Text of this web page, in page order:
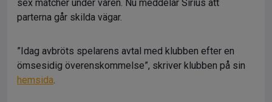
sex matcher under våren. Nu meddelar Sirius att
parterna går skilda vägar.
”Idag avbröts spelarens avtal med klubben efter en
ömsesidig överenskommelse”, skriver klubben på sin
hemsida.